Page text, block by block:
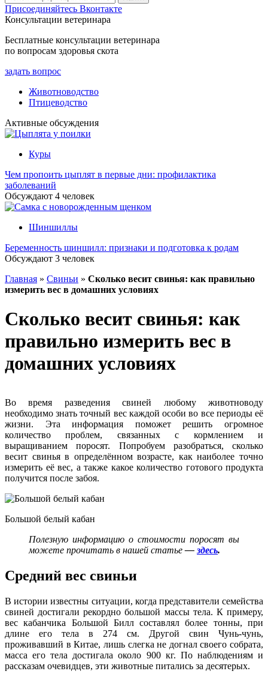
Присоединяйтесь Вконтакте
Консультации ветеринара
Бесплатные консультации ветеринара
по вопросам здоровья скота
задать вопрос
Животноводство
Птицеводство
Активные обсуждения
Куры
Чем пропоить цыплят в первые дни: профилактика
заболеваний
Обсуждают 4 человек
Шиншиллы
Беременность шиншилл: признаки и подготовка к родам
Обсуждают 3 человек
Главная » Свиньи » Сколько весит свинья: как правильно
измерить вес в домашних условиях
Сколько весит свинья: как
правильно измерить вес в
домашних условиях
Во время разведения свиней любому животноводу
необходимо знать точный вес каждой особи во все периоды её
жизни. Эта информация поможет решить огромное
количество проблем, связанных с кормлением и
выращиванием поросят. Попробуем разобраться, сколько
весит свинья в определённом возрасте, как наиболее точно
измерить её вес, а также какое количество готового продукта
получится после забоя.
Большой белый кабан
Полезную информацию о стоимости поросят вы
можете прочитать в нашей статье— здесь.
Средний вес свиньи
В истории известны ситуации, когда представители семейства
свиней достигали рекордно большой массы тела. К примеру,
вес кабанчика Большой Билл составлял более тонны, при
длине его тела в 274 см. Другой свин Чунь-чунь,
проживавший в Китае, лишь слегка не догнал своего собрата,
масса его тела достигала около 900 кг. По наблюдениям и
рассказам очевидцев, эти животные питались за десятерых.